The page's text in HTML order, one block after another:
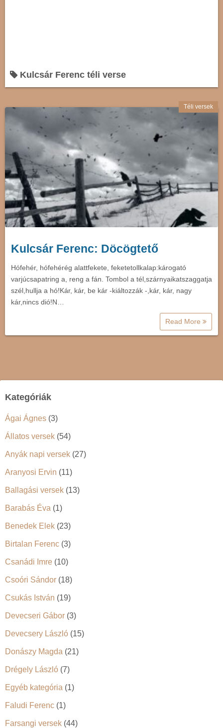
Kulcsár Ferenc téli verse
Téli versek
Kulcsár Ferenc: Döcögtető
Hófehér, hófehérég alattfekete, feketetollkalap:károgató
varjúcsapatring a, reng a fán. Tombol a tél,szárnyaikatszaggatja
szél,hullja a hó!Kár, kár, be kár -kiáltozzák -,kár, kár, nagy
kár,nincs dió!N…
Read More
Kategóriák
Ágai Ágnes (3)
Állatos versek (54)
Anyák napi versek (27)
Aranyosi Ervin (11)
Ballagási versek (13)
Barabás Éva (1)
Benedek Elek (23)
Birtalan Ferenc (3)
Csanádi Imre (10)
Csoóri Sándor (18)
Csukás István (19)
Devecseri Gábor (3)
Devecsery László (15)
Donászy Magda (21)
Drégely László (7)
Egyéb kategória (1)
Faludi Ferenc (1)
Farsangi versek (44)